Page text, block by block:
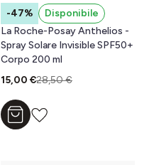
-47%
Disponibile
La Roche-Posay Anthelios -
Spray Solare Invisible SPF50+
Corpo 200 ml
15,00 €28,50 €
Aggiungi al carrello